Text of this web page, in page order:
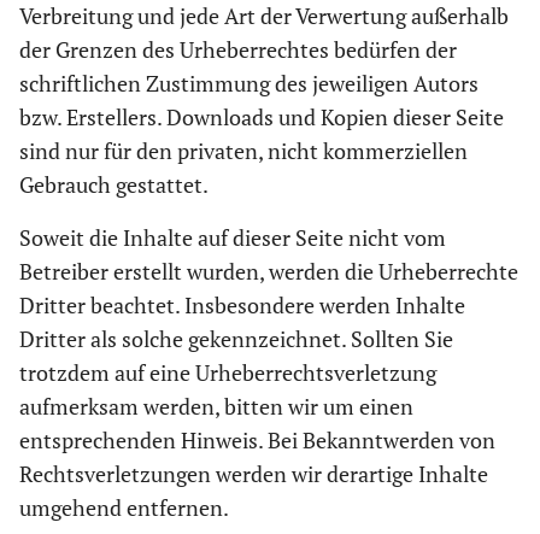
Verbreitung und jede Art der Verwertung außerhalb
der Grenzen des Urheberrechtes bedürfen der
schriftlichen Zustimmung des jeweiligen Autors
bzw. Erstellers. Downloads und Kopien dieser Seite
sind nur für den privaten, nicht kommerziellen
Gebrauch gestattet.
Soweit die Inhalte auf dieser Seite nicht vom
Betreiber erstellt wurden, werden die Urheberrechte
Dritter beachtet. Insbesondere werden Inhalte
Dritter als solche gekennzeichnet. Sollten Sie
trotzdem auf eine Urheberrechtsverletzung
aufmerksam werden, bitten wir um einen
entsprechenden Hinweis. Bei Bekanntwerden von
Rechtsverletzungen werden wir derartige Inhalte
umgehend entfernen.